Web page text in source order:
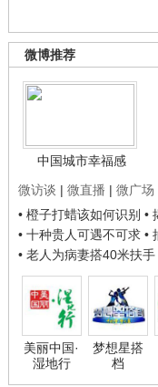
微博推荐
中国城市幸福感
微访谈 | 微直播 | 微广场
• 橙子打蜡该如何识别 •
• 十种贵人可遇不可求 •
• 老人为病妻搭40米扶手
美丽中国·
湿地行
梦想星搭
档